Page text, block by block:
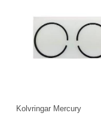
Kolvringar Mercury